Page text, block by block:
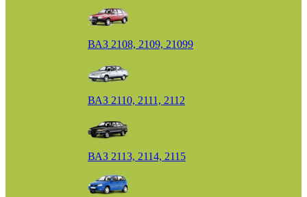
ВАЗ 2108, 2109, 21099
ВАЗ 2110, 2111, 2112
ВАЗ 2113, 2114, 2115